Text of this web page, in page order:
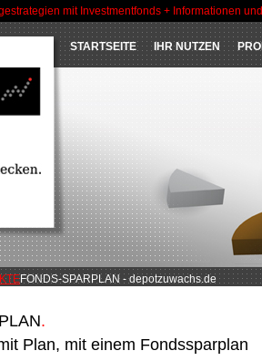
mit Investmentfonds + Informationen
STARTSEITE IHR NUTZEN
FONDS-SPARPLAN - depotzuwachs.de
.
Plan, mit einem Fondssparplan